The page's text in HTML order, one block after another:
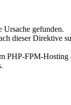
Ursache gefunden.
dieser Direktive
PHP-FPM-Hosting